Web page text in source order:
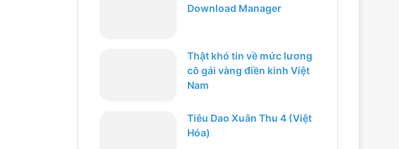
Download Manager
Thật khó tin về mức lương
cô gái vàng điền kinh Việt
Nam
Tiêu Dao Xuân Thu 4 (Việt
Hóa)